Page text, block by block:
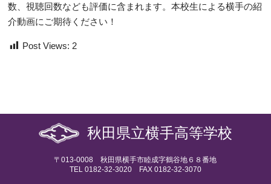
数、視聴回数なども評価に含まれます。本校生による横手の紹
介動画にご期待ください！
Post Views: 2
秋田県立横手高等学校
〒013-0008 秋田県横手市睦成字鶴谷地６８番地
TEL 0182-32-3020 FAX 0182-32-3070